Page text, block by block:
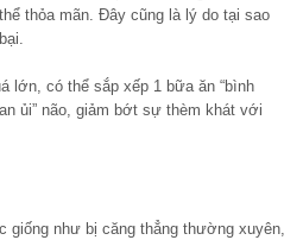
thỏa mãn. Đây cũng là lý do tại sao
lớn, có thể sắp xếp 1 bữa ăn “bình
ủi” não, giảm bớt sự thèm khát với
giống như bị căng thẳng thường xuyên,